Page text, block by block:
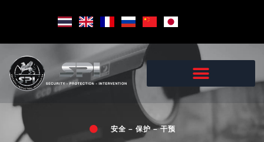
content
安全 – 保护 – 干预